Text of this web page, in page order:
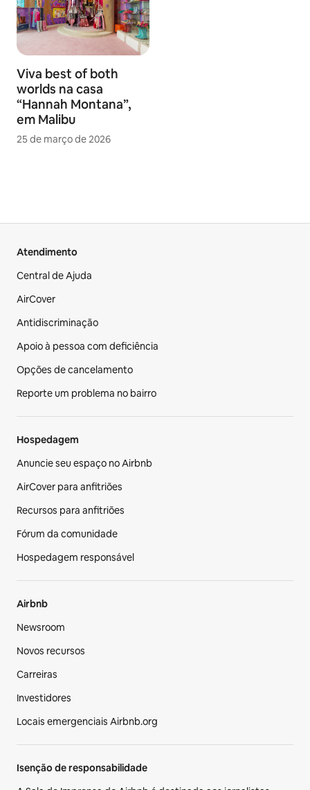
Viva best of both
worlds na casa
“Hannah Montana”,
em Malibu
25 de março de 2026
Atendimento
Central de Ajuda
AirCover
Antidiscriminação
Apoio à pessoa com deficiência
Opções de cancelamento
Reporte um problema no bairro
Hospedagem
Anuncie seu espaço no Airbnb
AirCover para anfitriões
Recursos para anfitriões
Fórum da comunidade
Hospedagem responsável
Airbnb
Newsroom
Novos recursos
Carreiras
Investidores
Locais emergenciais Airbnb.org
Isenção de responsabilidade